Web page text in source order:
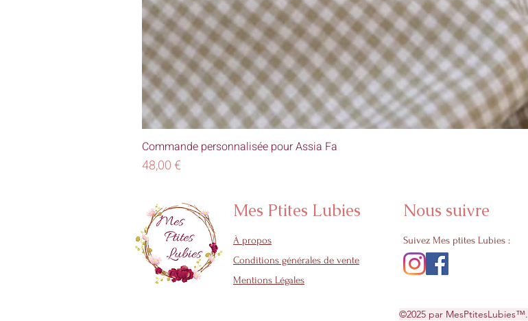
Commande personnalisée pour Assia Fa
Prix
48,00 €
Mes Ptites Lubies
À propos
Conditions générales de vente
Mentions Légales
Nous suivre
Suivez Mes ptites Lubies :
©2025 par MesPtitesLubies™.